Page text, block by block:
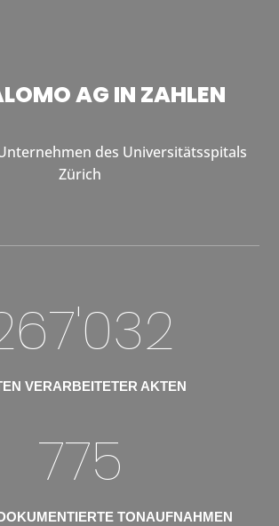
AG IN ZAHLEN
des Universitätsspitals
Zürich
VERARBEITETER AKTEN
775
TONAUFNAHMEN